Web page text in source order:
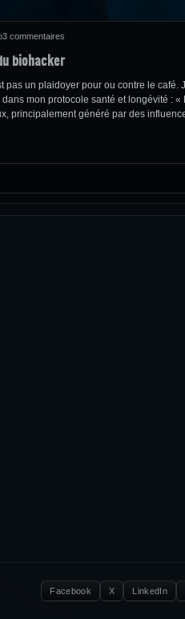
3 commentaires
biohacker
pas un plaidoyer pour ou contre le
mon protocole santé et longévité : «
principalement généré par des
Facebook X LinkedIn